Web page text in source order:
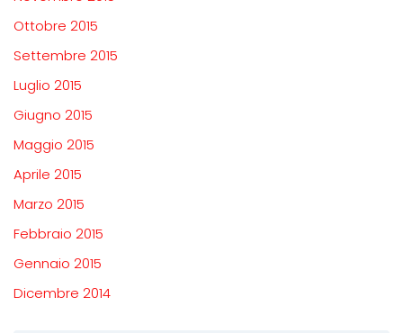
Ottobre 2015
Settembre 2015
Luglio 2015
Giugno 2015
Maggio 2015
Aprile 2015
Marzo 2015
Febbraio 2015
Gennaio 2015
Dicembre 2014